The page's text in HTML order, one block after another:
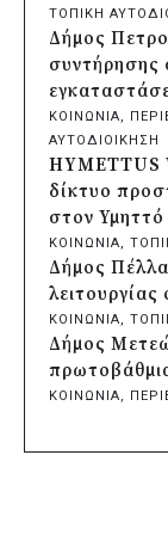
Δήμος
εκκλησάκι
Σωτήρος
πριν από 13
Περιφέρεια
για την
πριν από 13
Δήμος
συνύπαρξη
πριν από 14
Δήμος
στην
ασφαλείας
πριν από 14
ΤΟΠΙΚΗ
Δήμος
συντήρησης
ΚΟΙΝΩΝΙΑ,
ΑΥΤΟΔΙΟΙΚΗΣΗ
HYMETTUS
δίκτυο
στον Υμηττό
ΚΟΙΝΩΝΙΑ,
Δήμος
λειτουργίας
ΚΟΙΝΩΝΙΑ,
Δήμος
ΚΟΙΝΩΝΙΑ,